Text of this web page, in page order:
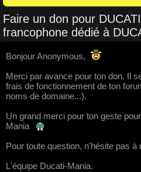
Faire un don pour
francophone dédié à
Bonjour Anonymous,
Merci par avance pour ton don. Il
frais de fonctionnement de ton
noms de domaine...).
Un grand merci pour ton geste
Mania
Pour toute question, n'hésite pas à
L'équipe Ducati-Mania.